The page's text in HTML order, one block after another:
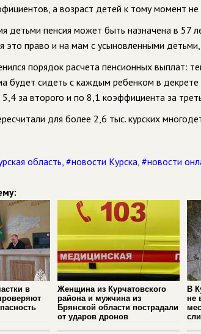
а возраст детей к тому момент
детьми пенсия может быть назначена в 57
это право и на мам с усыновленными
порядок расчета пенсионных выплат:
будет сидеть с каждым ребенком в
5,4 за второго и по 8,1 коэффициента за
для более 2,6 тыс. курских
область, #новости Курска, #новости
в
Женщина из Курчатовского
района и мужчина из
Брянской области пострадали
от ударов дронов
В
не